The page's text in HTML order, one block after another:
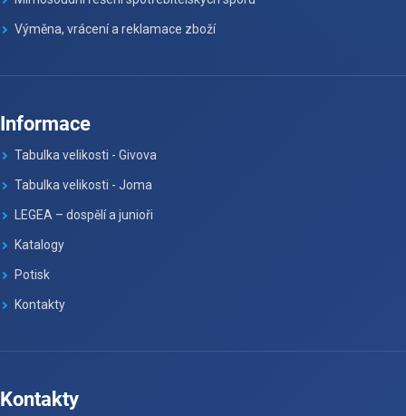
Výměna, vrácení a reklamace zboží
Informace
Tabulka velikosti - Givova
Tabulka velikosti - Joma
LEGEA – dospělí a junioři
Katalogy
Potisk
Kontakty
Kontakty